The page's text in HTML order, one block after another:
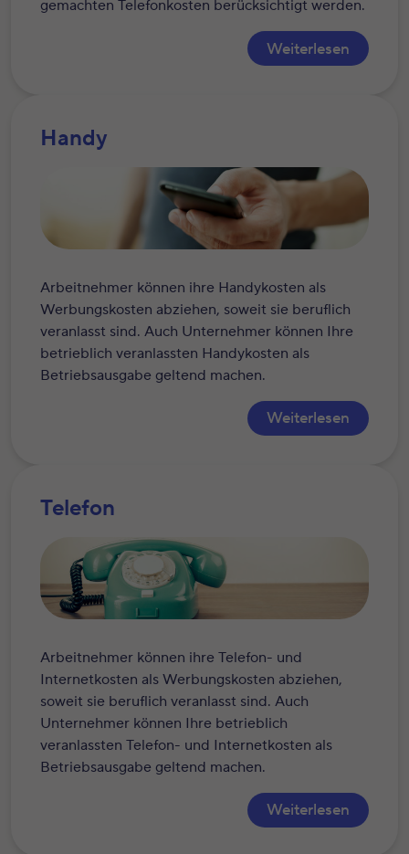
gemachten Telefonkosten berücksichtigt werden.
Weiterlesen
Handy
Arbeitnehmer können ihre Handykosten als
Werbungskosten abziehen, soweit sie beruflich
veranlasst sind. Auch Unternehmer können Ihre
betrieblich veranlassten Handykosten als
Betriebsausgabe geltend machen.
Weiterlesen
Telefon
Arbeitnehmer können ihre Telefon- und
Internetkosten als Werbungskosten abziehen,
soweit sie beruflich veranlasst sind. Auch
Unternehmer können Ihre betrieblich
veranlassten Telefon- und Internetkosten als
Betriebsausgabe geltend machen.
Weiterlesen